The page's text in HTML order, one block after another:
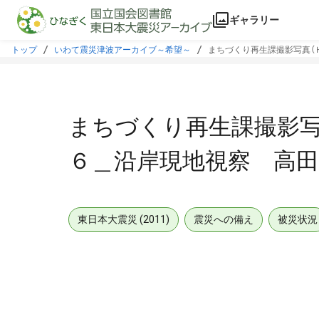
本文に飛ぶ
ギャラリー
トップ いわて震災津波アーカイブ～希望～ まちづくり再生課撮影写真
まちづくり再生課撮影
６＿沿岸現地視察 高田
東日本大震災 (2011) 震災への備え 被災状況